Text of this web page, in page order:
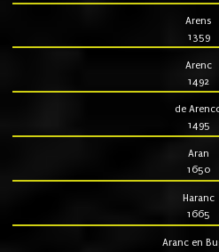
Arens
1359
Arenc
1492
de
1495
Aran
1650
Haranc
1665
Aranc en